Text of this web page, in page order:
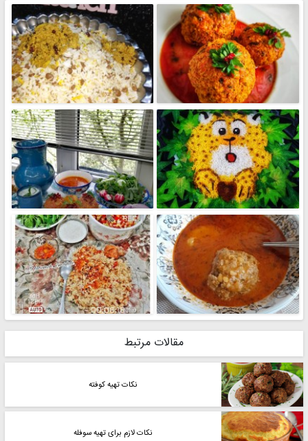
مقالات مرتبط
نکات تهیه کوفته
نکات لازم برای تهیه سوفله